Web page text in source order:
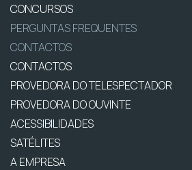
CONCURSOS
PERGUNTAS FREQUENTES
CONTACTOS
CONTACTOS
PROVEDORA DO TELESPECTADOR
PROVEDORA DO OUVINTE
ACESSIBILIDADES
SATÉLITES
A EMPRESA